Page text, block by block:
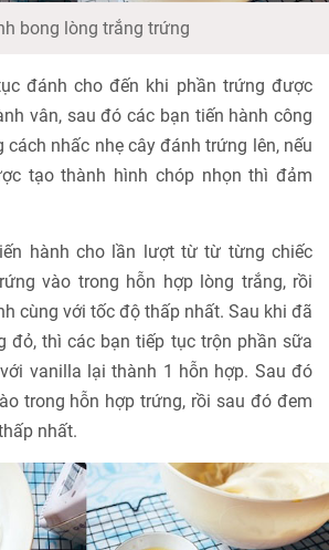
bong lòng trắng trứng
đánh cho đến khi phần trứng được
vân, sau đó các bạn tiến hành công
cách nhấc nhẹ cây đánh trứng lên, nếu
tạo thành hình chóp nhọn thì đảm
hành cho lần lượt từ từ từng chiếc
vào trong hỗn hợp lòng trắng, rồi
cùng với tốc độ thấp nhất. Sau khi đã
đỏ, thì các bạn tiếp tục trộn phần sữa
vanilla lại thành 1 hỗn hợp. Sau đó
trong hỗn hợp trứng, rồi sau đó đem
nhất.